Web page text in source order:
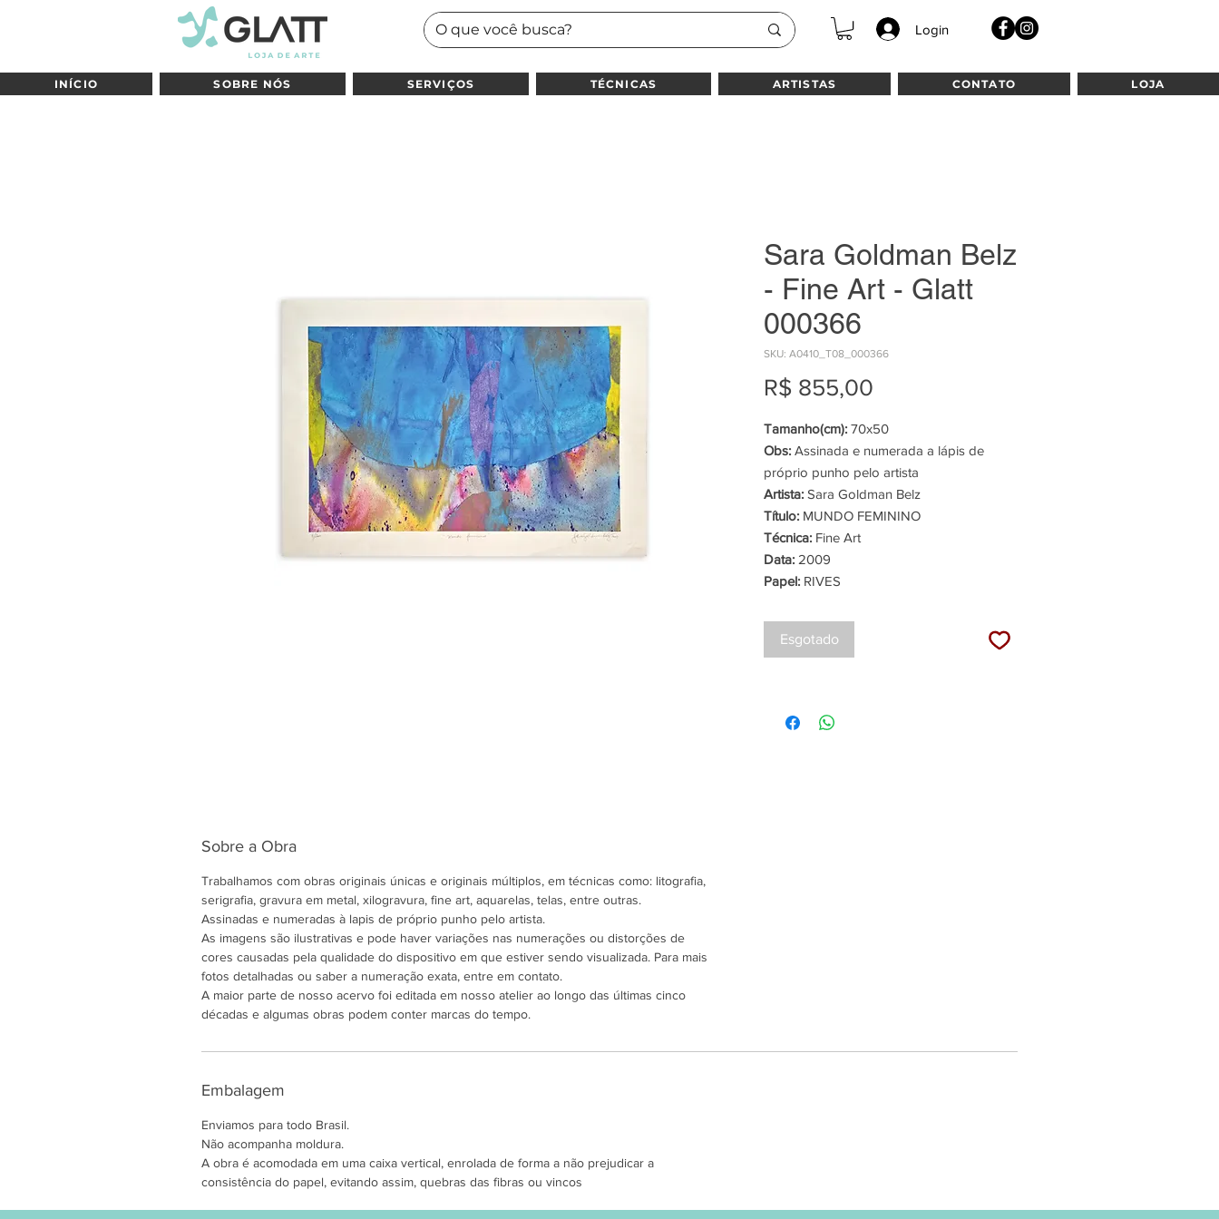
Login
INÍCIO SOBRE NÓS SERVIÇOS TÉCNICAS ARTISTAS CONTATO LOJA
Sara Goldman Belz
- Fine Art - Glatt
000366
SKU: A0410_T08_000366
R$ 855,00
Tamanho(cm): 70x50
Obs: Assinada e numerada a lápis de
próprio punho pelo artista
Artista: Sara Goldman Belz
Título: MUNDO FEMININO
Técnica: Fine Art
Data: 2009
Papel: RIVES
Esgotado
Sobre a Obra
Trabalhamos com obras originais únicas e originais múltiplos, em técnicas como: litografia,
serigrafia, gravura em metal, xilogravura, fine art, aquarelas, telas, entre outras.
Assinadas e numeradas à lapis de próprio punho pelo artista.
As imagens são ilustrativas e pode haver variações nas numerações ou distorções de
cores causadas pela qualidade do dispositivo em que estiver sendo visualizada. Para mais
fotos detalhadas ou saber a numeração exata, entre em contato.
A maior parte de nosso acervo foi editada em nosso atelier ao longo das últimas cinco
décadas e algumas obras podem conter marcas do tempo.
Embalagem
Enviamos para todo Brasil.
Não acompanha moldura.
A obra é acomodada em uma caixa vertical, enrolada de forma a não prejudicar a
consistência do papel, evitando assim, quebras das fibras ou vincos